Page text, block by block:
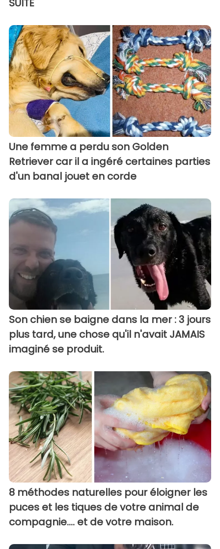
SUITE
Une femme a perdu son Golden
Retriever car il a ingéré certaines parties
d'un banal jouet en corde
Son chien se baigne dans la mer : 3 jours
plus tard, une chose qu'il n'avait JAMAIS
imaginé se produit.
8 méthodes naturelles pour éloigner les
puces et les tiques de votre animal de
compagnie.... et de votre maison.